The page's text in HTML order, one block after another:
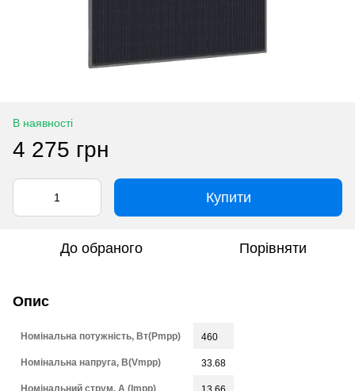
В наявності
4 275 грн
Купити
До обраного Порівняти
Опис
Номінальна потужність, Вт(Pmpp) 460
Номінальна напруга, В(Vmpp) 33.68
Номінальний струм, А (Impp)